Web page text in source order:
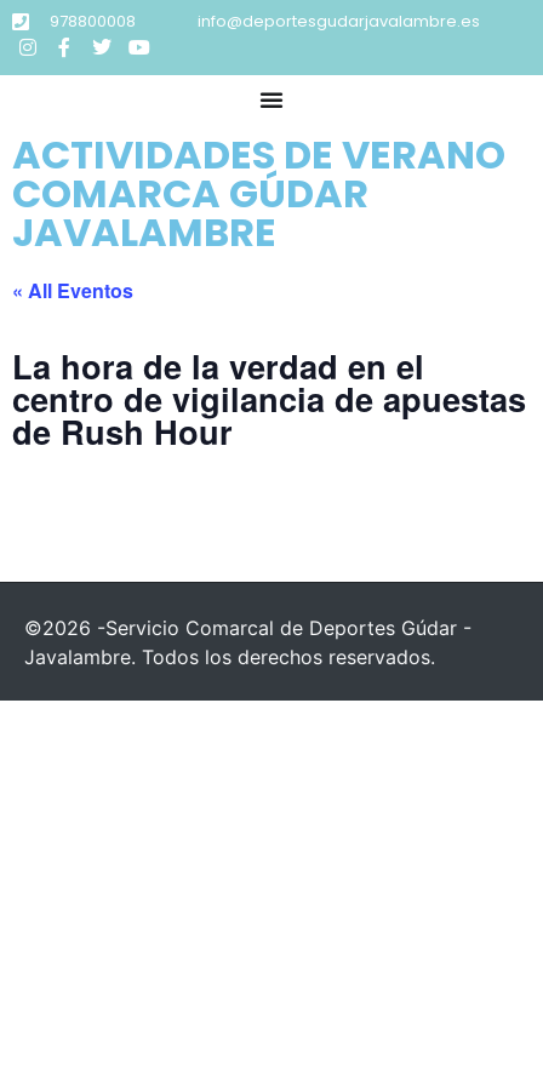
978800008 info@deportesgudarjavalambre.es
ACTIVIDADES DE VERANO
COMARCA GÚDAR
JAVALAMBRE
« All Eventos
La hora de la verdad en el
centro de vigilancia de apuestas
de Rush Hour
©2026 -Servicio Comarcal de Deportes Gúdar -
Javalambre. Todos los derechos reservados.